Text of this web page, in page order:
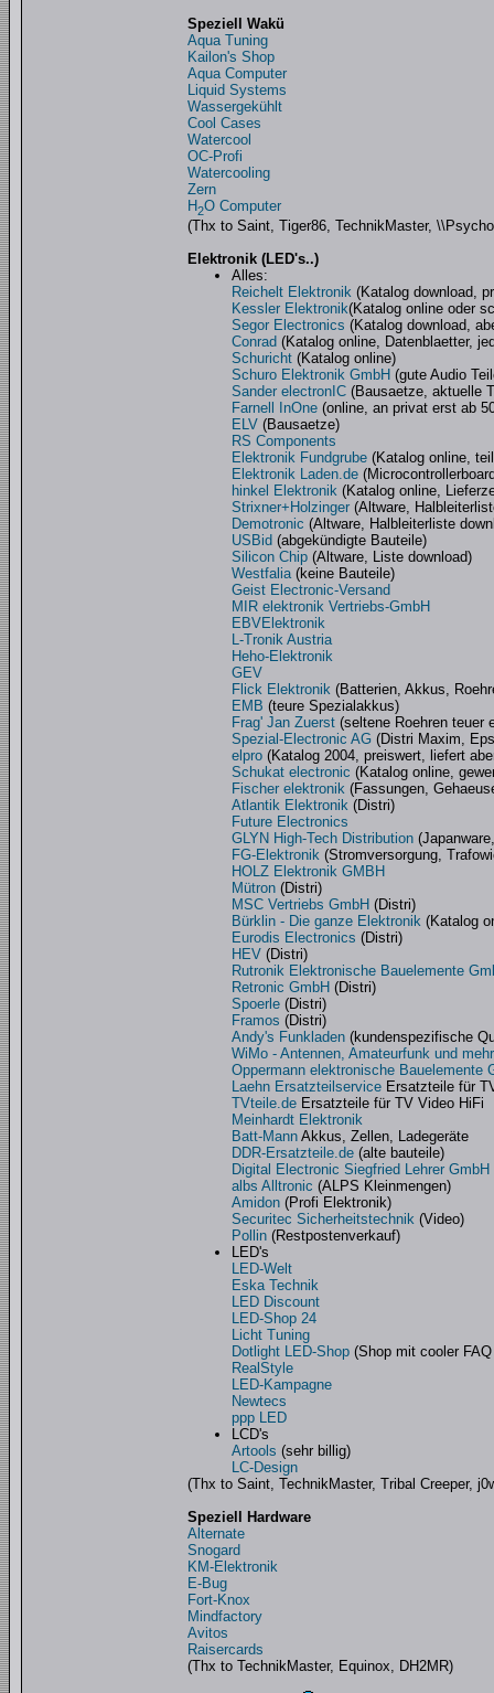
Speziell Wakü
Aqua Tuning
Kailon's Shop
Aqua Computer
Liquid Systems
Wassergekühlt
Cool Cases
Watercool
OC-Profi
Watercooling
Zern
H2O Computer
(Thx to Saint, Tiger86, TechnikMaster,
Elektronik (LED's..)
Alles:
Reichelt Elektronik (Katalog download,
Kessler Elektronik(Katalog online oder
Segor Electronics (Katalog download,
Conrad (Katalog online, Datenblaetter,
Schuricht (Katalog online)
Schuro Elektronik GmbH (gute Audio
Sander electronIC (Bausaetze, aktuelle
Farnell InOne (online, an privat erst ab
ELV (Bausaetze)
RS Components
Elektronik Fundgrube (Katalog online,
Elektronik Laden.de
hinkel Elektronik (Katalog online,
Strixner+Holzinger (Altware,
Demotronic (Altware, Halbleiterliste
USBid (abgekündigte Bauteile)
Silicon Chip (Altware, Liste download)
Westfalia (keine Bauteile)
Geist Electronic-Versand
MIR elektronik Vertriebs-GmbH
EBVElektronik
L-Tronik Austria
Heho-Elektronik
GEV
Flick Elektronik (Batterien, Akkus,
EMB (teure Spezialakkus)
Frag' Jan Zuerst (seltene Roehren teuer
Spezial-Electronic AG (Distri Maxim,
elpro (Katalog 2004, preiswert, liefert
Schukat electronic (Katalog online,
Fischer elektronik (Fassungen,
Atlantik Elektronik (Distri)
Future Electronics
GLYN High-Tech Distribution
FG-Elektronik (Stromversorgung,
HOLZ Elektronik GMBH
Mütron (Distri)
MSC Vertriebs GmbH (Distri)
Bürklin - Die ganze Elektronik (Katalog
Eurodis Electronics (Distri)
HEV (Distri)
Rutronik Elektronische Bauelemente
Retronic GmbH (Distri)
Spoerle (Distri)
Framos (Distri)
Andy's Funkladen (kundenspezifische
WiMo - Antennen, Amateurfunk und mehr
Oppermann elektronische Bauelemente
Laehn Ersatzteilservice Ersatzteile für
TVteile.de Ersatzteile für TV Video HiFi
Meinhardt Elektronik
Batt-Mann Akkus, Zellen, Ladegeräte
DDR-Ersatzteile.de (alte bauteile)
Digital Electronic Siegfried Lehrer GmbH
albs Alltronic (ALPS Kleinmengen)
Amidon (Profi Elektronik)
Securitec Sicherheitstechnik (Video)
Pollin (Restpostenverkauf)
LED's
LED-Welt
Eska Technik
LED Discount
LED-Shop 24
Licht Tuning
Dotlight LED-Shop (Shop mit cooler
RealStyle
LED-Kampagne
Newtecs
ppp LED
LCD's
Artools (sehr billig)
LC-Design
(Thx to Saint, TechnikMaster, Tribal Creeper,
Speziell Hardware
Alternate
Snogard
KM-Elektronik
E-Bug
Fort-Knox
Mindfactory
Avitos
Raisercards
(Thx to TechnikMaster, Equinox, DH2MR)